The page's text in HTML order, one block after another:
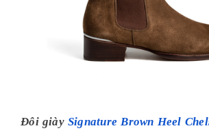
Đôi giày Signature Brown Heel